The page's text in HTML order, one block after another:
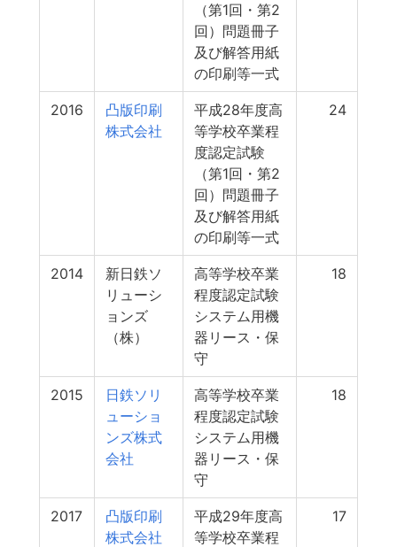
（第1回・第2
回）問題冊子
及び解答用紙
の印刷等一式
2016
凸版印刷
株式会社
平成28年度高
等学校卒業程
度認定試験
（第1回・第2
回）問題冊子
及び解答用紙
の印刷等一式
24
2014
新日鉄ソ
リューシ
ョンズ
（株）
高等学校卒業
程度認定試験
システム用機
器リース・保
守
18
2015
日鉄ソリ
ューショ
ンズ株式
会社
高等学校卒業
程度認定試験
システム用機
器リース・保
守
18
2017
凸版印刷
株式会社
平成29年度高
等学校卒業程
17